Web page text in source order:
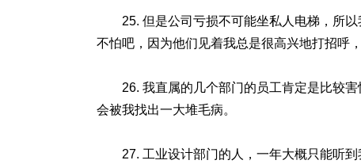
25. 但是公司亏损不可能坐私人电梯，所
不怕吧，因为他们见着我总是很高兴地打招呼
26. 我直属的几个部门的员工肯定是比较
会被我找出一大堆毛病。
27. 工业设计部门的人，一年大概只能听